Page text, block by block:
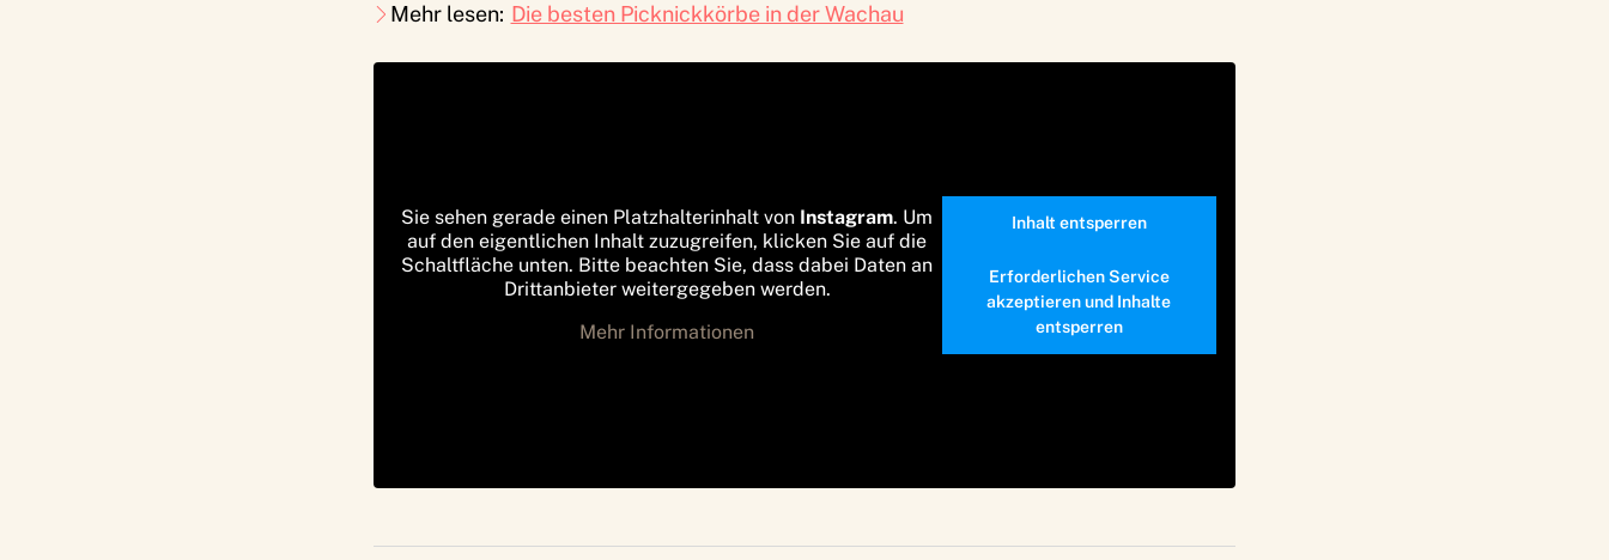
Mehr lesen: Die besten Picknickkörbe in der Wachau
Sie sehen gerade einen Platzhalterinhalt von Instagram. Um
auf den eigentlichen Inhalt zuzugreifen, klicken Sie auf die
Schaltfläche unten. Bitte beachten Sie, dass dabei Daten an
Drittanbieter weitergegeben werden.
Mehr Informationen
Inhalt entsperren
Erforderlichen Service
akzeptieren und Inhalte
entsperren